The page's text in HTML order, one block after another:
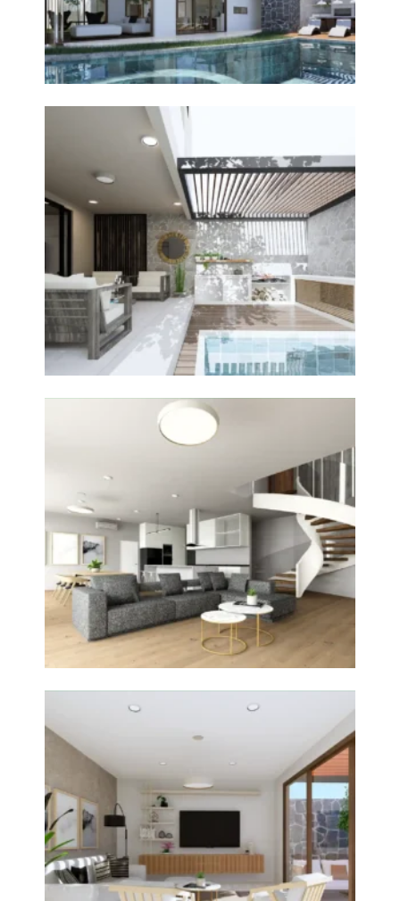
+
Casa Casuarinas Surco
Diseño de Arquitectura
+
Casa Arenas F6 Ica
Diseño de Arquitectura
+
Casa Huacachina Ica
Diseño de Arquitectura